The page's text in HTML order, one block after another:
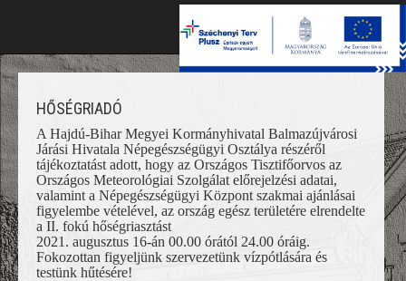
HŐSÉGRIADÓ
A Hajdú-Bihar Megyei Kormányhivatal Balmazújvárosi
Járási Hivatala Népegészségügyi Osztálya részéről
tájékoztatást adott, hogy az Országos Tisztifőorvos az
Országos Meteorológiai Szolgálat előrejelzési adatai,
valamint a Népegészségügyi Központ szakmai ajánlásai
figyelembe vételével, az ország egész területére elrendelte
a II. fokú hőségriasztást
2021. augusztus 16-án 00.00 órától 24.00 óráig.
Fokozottan figyeljünk szervezetünk vízpótlására és
testünk hűtésére!